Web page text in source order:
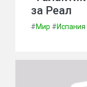
за Реал
#Мир #Испания